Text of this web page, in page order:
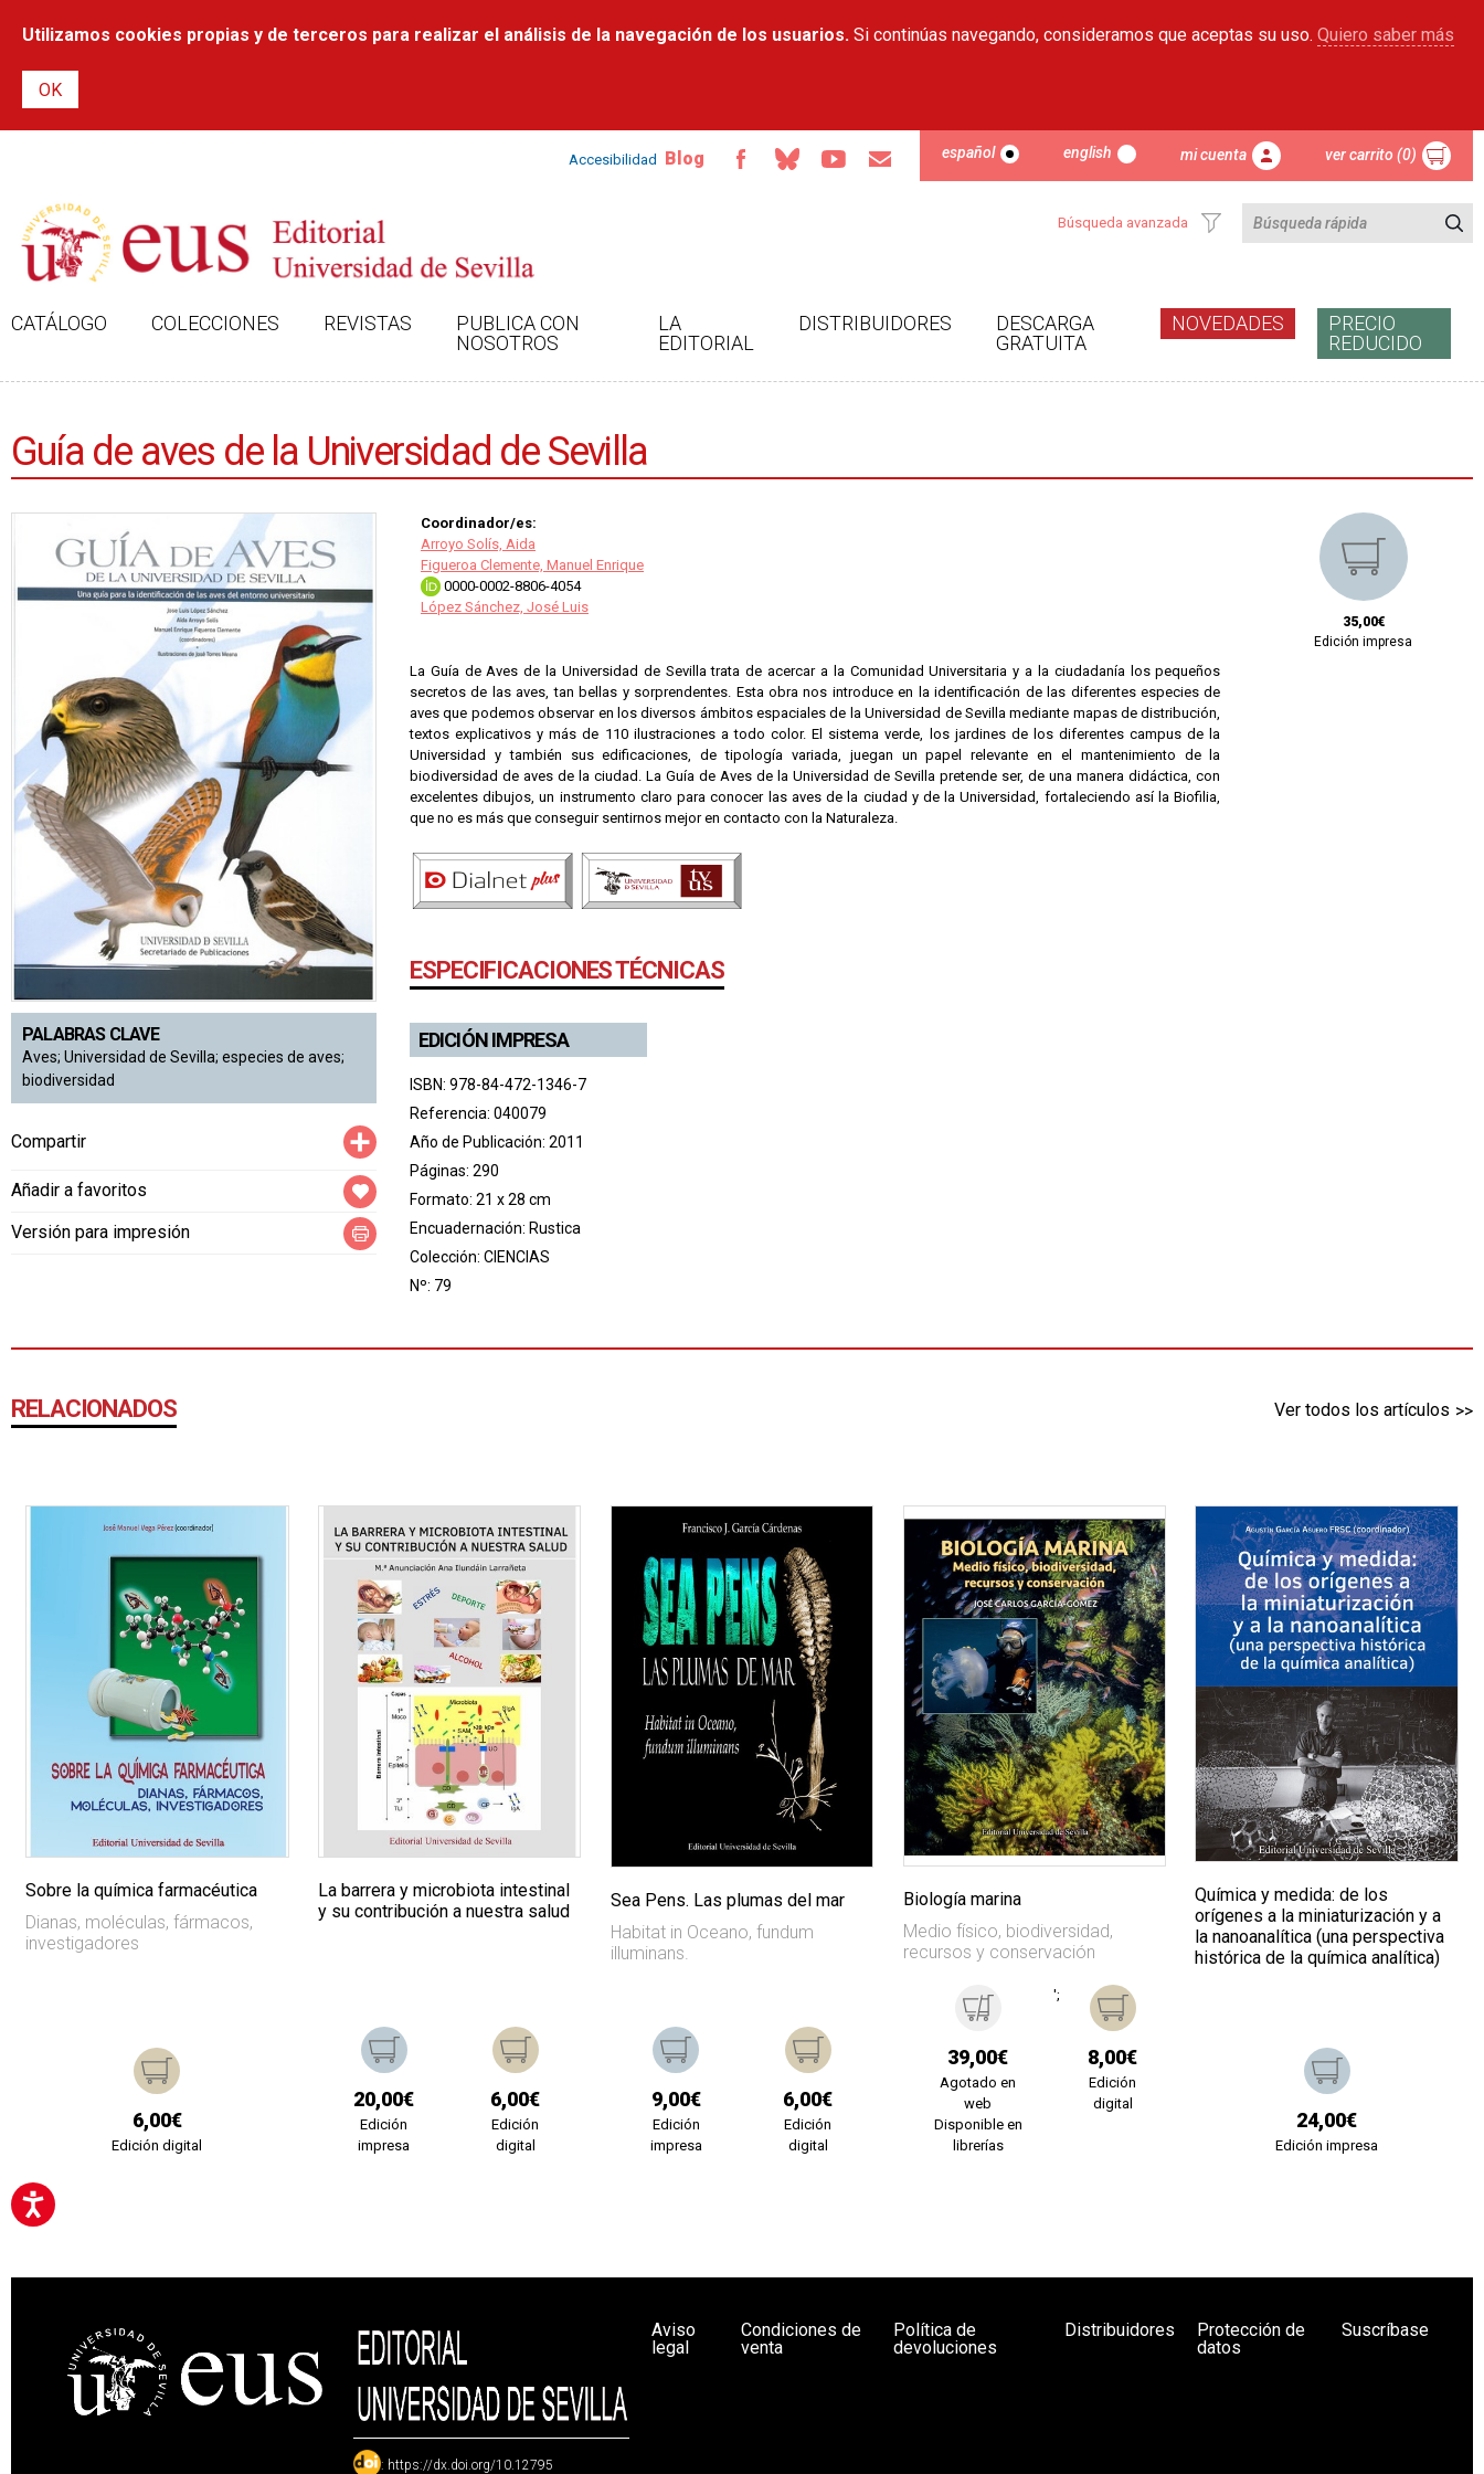
contenido
Utilizamos cookies propias y de terceros para realizar el análisis de la navegación de los usuarios. Si continúas navegando, consideramos que aceptas su uso. Quiero saber más
Accesibilidad Blog español english mi cuenta ver carrito (0)
Búsqueda avanzada
CATÁLOGO COLECCIONES REVISTAS
PUBLICA CON
NOSOTROS
LA
EDITORIAL
DISTRIBUIDORES
DESCARGA
GRATUITA
NOVEDADES
PRECIO
REDUCIDO
Guía de aves de la Universidad de Sevilla
PALABRAS CLAVE
Aves; Universidad de Sevilla; especies de aves;
biodiversidad
Compartir Compartir
Añadir a favoritos
Versión para impresión
Coordinador/es:
Arroyo Solís, Aida
Figueroa Clemente, Manuel Enrique
0000-0002-8806-4054
López Sánchez, José Luis
La Guía de Aves de la Universidad de Sevilla trata de acercar a la Comunidad Universitaria y a la ciudadanía los pequeños
secretos de las aves, tan bellas y sorprendentes. Esta obra nos introduce en la identificación de las diferentes especies de
aves que podemos observar en los diversos ámbitos espaciales de la Universidad de Sevilla mediante mapas de distribución,
textos explicativos y más de 110 ilustraciones a todo color. El sistema verde, los jardines de los diferentes campus de la
Universidad y también sus edificaciones, de tipología variada, juegan un papel relevante en el mantenimiento de la
biodiversidad de aves de la ciudad. La Guía de Aves de la Universidad de Sevilla pretende ser, de una manera didáctica, con
excelentes dibujos, un instrumento claro para conocer las aves de la ciudad y de la Universidad, fortaleciendo así la Biofilia,
que no es más que conseguir sentirnos mejor en contacto con la Naturaleza.
ESPECIFICACIONES TÉCNICAS
EDICIÓN IMPRESA
ISBN: 978-84-472-1346-7
Referencia: 040079
Año de Publicación: 2011
Páginas: 290
Formato: 21 x 28 cm
Encuadernación: Rustica
Colección: CIENCIAS
Nº: 79
35,00€
Edición impresa
RELACIONADOS Ver todos los artículos
Sobre la química farmacéutica
Dianas, moléculas, fármacos,
investigadores
6,00€
Edición digital
La barrera y microbiota intestinal
y su contribución a nuestra salud
20,00€
Edición
impresa
6,00€
Edición
digital
Sea Pens. Las plumas del mar
Habitat in Oceano, fundum
illuminans.
9,00€
Edición
impresa
6,00€
Edición
digital
Biología marina
Medio físico, biodiversidad,
recursos y conservación
39,00€
Agotado en
web
Disponible en
librerías
';
8,00€
Edición
digital
Química y medida: de los
orígenes a la miniaturización y a
la nanoanalítica (una perspectiva
histórica de la química analítica)
24,00€
Edición impresa
: https://dx.doi.org/10.12795
Aviso
legal
Condiciones de
venta
Política de
devoluciones
Distribuidores
Protección de
datos
Suscríbase